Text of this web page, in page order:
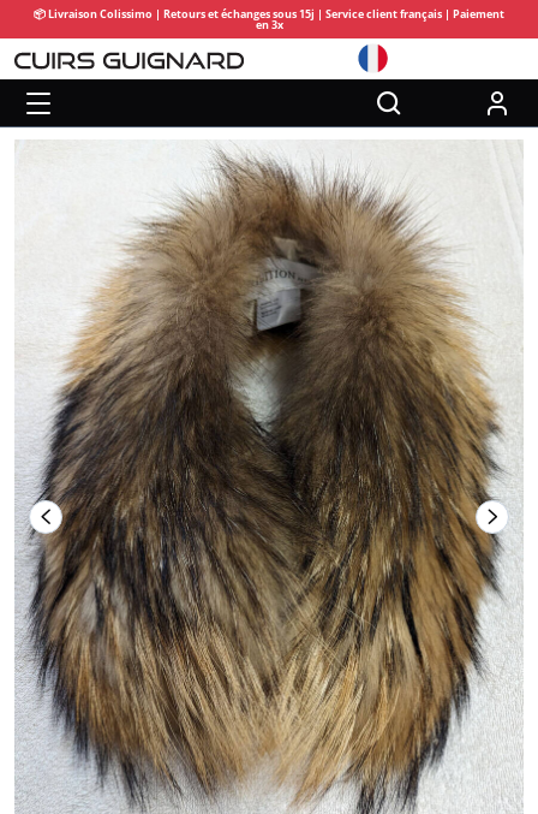
📦 Livraison Colissimo | Retours et échanges sous 15j | Service client français | Paiement
en 3x